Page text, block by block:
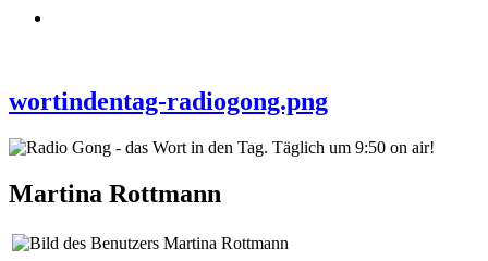
wortindentag-radiogong.png
Martina Rottmann